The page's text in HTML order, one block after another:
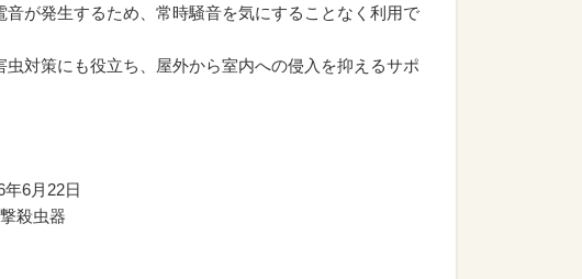
が発生するため、常時騒音を気にすることなく利用で
対策にも役立ち、屋外から室内への侵入を抑えるサポ
年6月22日
殺虫器